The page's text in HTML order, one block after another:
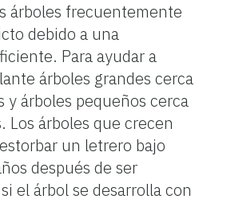
árboles frecuentemente
debido a una
Para ayudar a
árboles grandes cerca
y árboles pequeños cerca
Los árboles que crecen
un letrero bajo
después de ser
el árbol se desarrolla con